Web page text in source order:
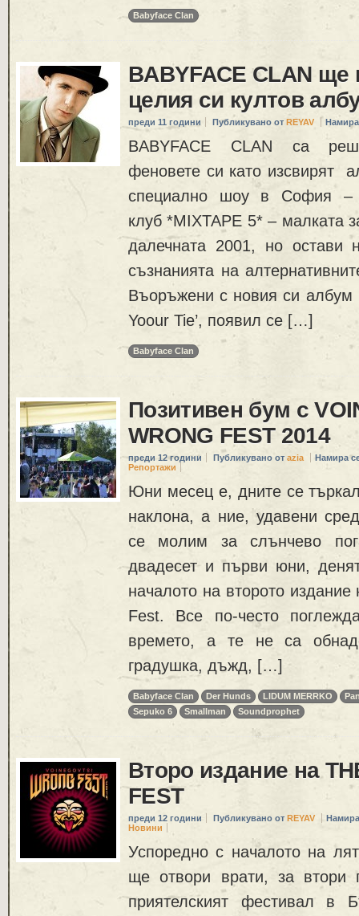
Babyface Clan
BABYFACE CLAN ще
целия си култов
преди 11 години Публикувано от REYAV
BABYFACE CLAN са
феновете си като изсвирят
специално шоу в София
клуб *MIXTAPE 5* – малката
далечната 2001, но остави
съзнанията на
Въоръжени с новия си албум
Yoour Tie’, появил се […]
Babyface Clan
Позитивен бум с
WRONG FEST 2014
преди 12 години Публикувано от azia
Намира
Репортажи
Юни месец е, дните се
наклона, а ние, удавени
се молим за слънчево
двадесет и първи юни,
началото на второто
Fest. Все по-често
времето, а те не са
градушка, дъжд, […]
Babyface Clan Der Hunds LIDUM MERRKO
Sepuko 6
Smallman Soundprophet
Второ издание на
FEST
преди 12 години Публикувано от REYAV
Новини
Успоредно с началото на
ще отвори врати, за втори
приятелският фестивал в